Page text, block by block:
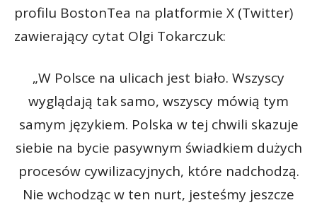
profilu BostonTea na platformie X (Twitter)
zawierający cytat Olgi Tokarczuk:
„W Polsce na ulicach jest biało. Wszyscy
wyglądają tak samo, wszyscy mówią tym
samym językiem. Polska w tej chwili skazuje
siebie na bycie pasywnym świadkiem dużych
procesów cywilizacyjnych, które nadchodzą.
Nie wchodząc w ten nurt, jesteśmy jeszcze